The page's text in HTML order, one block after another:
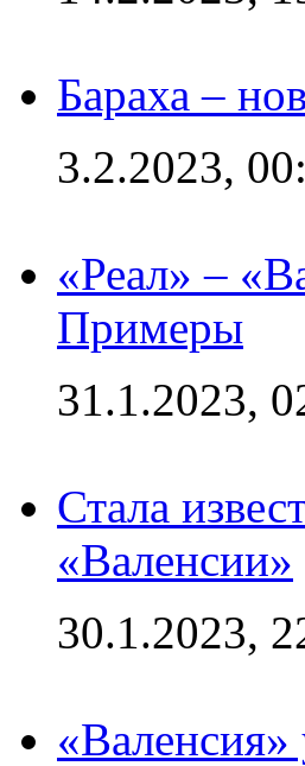
Бараха –
3.2.2023,
«Реал» –
Примеры
31.1.2023,
Стала
«Валенсии»
30.1.2023,
«Валенсия»